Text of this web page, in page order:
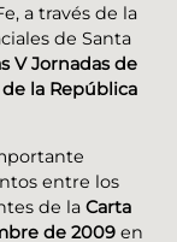
a través de la
de Santa
V Jornadas de
la República
entre los
de la Carta
de 2009 en